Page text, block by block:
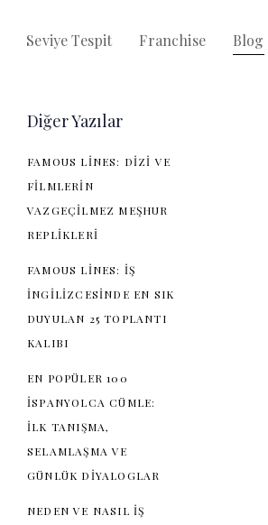
Seviye Tespit Franchise Blog
Diğer Yazılar
FAMOUS LINES: DIZI VE
FILMLERIN
VAZGEÇILMEZ MEŞHUR
REPLIKLERI
FAMOUS LINES: İŞ
İNGILIZCESINDE EN SIK
DUYULAN 25 TOPLANTI
KALIBI
EN POPÜLER 100
İSPANYOLCA CÜMLE:
İLK TANIŞMA,
SELAMLAŞMA VE
GÜNLÜK DIYALOGLAR
NEDEN VE NASIL İŞ